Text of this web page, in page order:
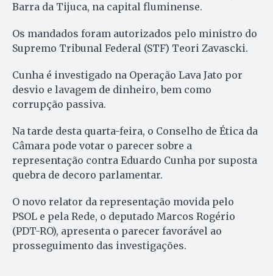
Barra da Tijuca, na capital fluminense.
Os mandados foram autorizados pelo ministro do
Supremo Tribunal Federal (STF) Teori Zavascki.
Cunha é investigado na Operação Lava Jato por
desvio e lavagem de dinheiro, bem como
corrupção passiva.
Na tarde desta quarta-feira, o Conselho de Ética da
Câmara pode votar o parecer sobre a
representação contra Eduardo Cunha por suposta
quebra de decoro parlamentar.
O novo relator da representação movida pelo
PSOL e pela Rede, o deputado Marcos Rogério
(PDT-RO), apresenta o parecer favorável ao
prosseguimento das investigações.